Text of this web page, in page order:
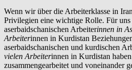
Wenn wir über die Arbeiterklasse in
Privilegien eine wichtige Rolle. Für uns
aserbaidschanischen Arbeiterinnen in
Arbeiterinnen in Kurdistan
aserbaidschanischen und kurdischen
vielen Arbeiterinnen in Kurdistan
zusammengearbeitet und voneinander